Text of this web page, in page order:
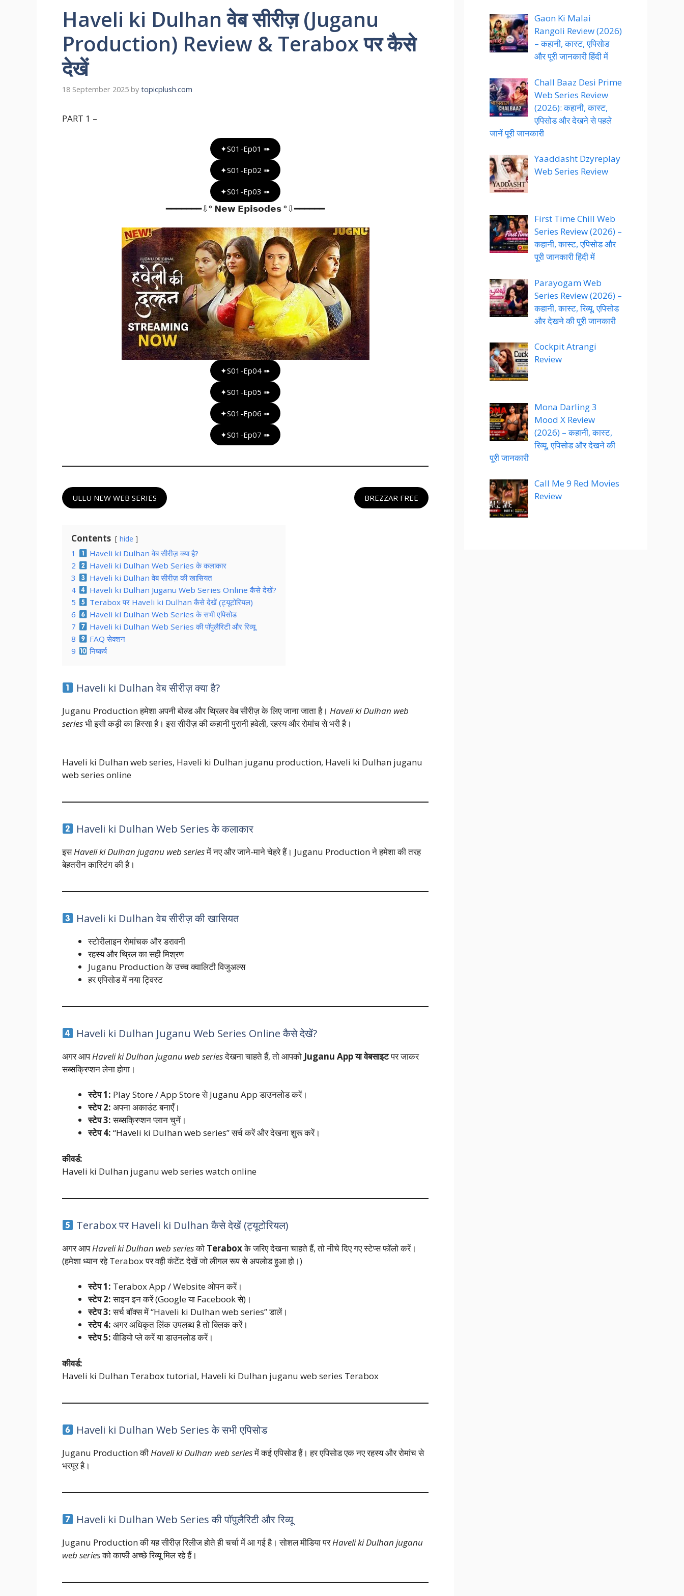
Haveli ki Dulhan वेब सीरीज़ (Juganu
Production) Review & Terabox पर कैसे
देखें
18 September 2025 by topicplush.com
PART 1 –
✦S01-Ep01 ➠
✦S01-Ep02 ➠
✦S01-Ep03 ➠
━━━━━━━⇩° 𝗡𝗲𝘄 𝗘𝗽𝗶𝘀𝗼𝗱𝗲𝘀 °⇩━━━━━━
✦S01-Ep04 ➠
✦S01-Ep05 ➠
✦S01-Ep06 ➠
✦S01-Ep07 ➠
ULLU NEW WEB SERIES BREZZAR FREE
Contents hide
1
Haveli ki Dulhan वेब सीरीज़ क्या है?
2
Haveli ki Dulhan Web Series के कलाकार
3
Haveli ki Dulhan वेब सीरीज़ की खासियत
4
Haveli ki Dulhan Juganu Web Series Online कैसे देखें?
5
Terabox पर Haveli ki Dulhan कैसे देखें (ट्यूटोरियल)
6
Haveli ki Dulhan Web Series के सभी एपिसोड
7
Haveli ki Dulhan Web Series की पॉपुलैरिटी और रिव्यू
8
FAQ सेक्शन
9
निष्कर्ष
Haveli ki Dulhan वेब सीरीज़ क्या है?
Juganu Production हमेशा अपनी बोल्ड और थ्रिलर वेब सीरीज़ के लिए जाना जाता है। Haveli ki Dulhan web
seriesभी इसी कड़ी का हिस्सा है। इस सीरीज़ की कहानी पुरानी हवेली, रहस्य और रोमांच से भरी है।
Haveli ki Dulhan web series, Haveli ki Dulhan juganu production, Haveli ki Dulhan juganu
web series online
Haveli ki Dulhan Web Series के कलाकार
इसHaveli ki Dulhan juganu web seriesमें नए और जाने-माने चेहरे हैं। Juganu Production ने हमेशा की तरह
बेहतरीन कास्टिंग की है।
Haveli ki Dulhan वेब सीरीज़ की खासियत
स्टोरीलाइन रोमांचक और डरावनी
रहस्य और थ्रिल का सही मिश्रण
Juganu Production के उच्च क्वालिटी विजुअल्स
हर एपिसोड में नया ट्विस्ट
Haveli ki Dulhan Juganu Web Series Online कैसे देखें?
अगर आपHaveli ki Dulhan juganu web seriesदेखना चाहते हैं, तो आपको Juganu App या वेबसाइटपर जाकर
सब्सक्रिप्शन लेना होगा।
स्टेप 1: Play Store / App Store से Juganu App डाउनलोड करें।
स्टेप 2: अपना अकाउंट बनाएँ।
स्टेप 3:सब्सक्रिप्शन प्लान चुनें।
स्टेप 4: “Haveli ki Dulhan web series” सर्च करें और देखना शुरू करें।
कीवर्ड:
Haveli ki Dulhan juganu web series watch online
Terabox पर Haveli ki Dulhan कैसे देखें (ट्यूटोरियल)
अगर आपHaveli ki Dulhan web seriesको Teraboxके जरिए देखना चाहते हैं, तो नीचे दिए गए स्टेप्स फॉलो करें।
(हमेशा ध्यान रहे Terabox पर वही कंटेंट देखें जो लीगल रूप से अपलोड हुआ हो।)
स्टेप 1: Terabox App / Website ओपन करें।
स्टेप 2:साइन इन करें (Google या Facebook से)।
स्टेप 3:सर्च बॉक्स में “Haveli ki Dulhan web series” डालें।
स्टेप 4: अगर अधिकृत लिंक उपलब्ध है तो क्लिक करें।
स्टेप 5:वीडियो प्ले करें या डाउनलोड करें।
कीवर्ड:
Haveli ki Dulhan Terabox tutorial, Haveli ki Dulhan juganu web series Terabox
Haveli ki Dulhan Web Series के सभी एपिसोड
Juganu Production कीHaveli ki Dulhan web seriesमें कई एपिसोड हैं। हर एपिसोड एक नए रहस्य और रोमांच से
भरपूर है।
Haveli ki Dulhan Web Series की पॉपुलैरिटी और रिव्यू
Juganu Production की यह सीरीज़ रिलीज होते ही चर्चा में आ गई है। सोशल मीडिया परHaveli ki Dulhan juganu
web seriesको काफी अच्छे रिव्यू मिल रहे हैं।
Gaon Ki Malai
Rangoli Review (2026)
– कहानी, कास्ट, एपिसोड
और पूरी जानकारी हिंदी में
Chall Baaz Desi Prime
Web Series Review
(2026): कहानी, कास्ट,
एपिसोड और देखने से पहले
जानें पूरी जानकारी
Yaaddasht Dzyreplay
Web Series Review
First Time Chill Web
Series Review (2026) –
कहानी, कास्ट, एपिसोड और
पूरी जानकारी हिंदी में
Parayogam Web
Series Review (2026) –
कहानी, कास्ट, रिव्यू, एपिसोड
और देखने की पूरी जानकारी
Cockpit Atrangi
Review
Mona Darling 3
Mood X Review
(2026) – कहानी, कास्ट,
रिव्यू, एपिसोड और देखने की
पूरी जानकारी
Call Me 9 Red Movies
Review